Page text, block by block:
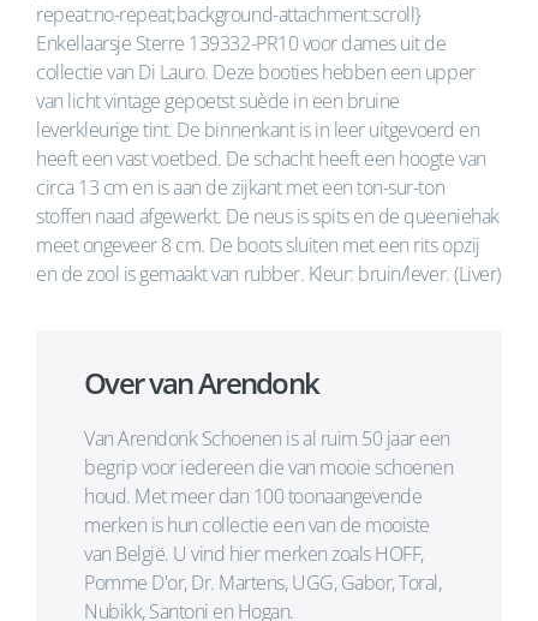
repeat:no-repeat;background-attachment:scroll}
Enkellaarsje Sterre 139332-PR10 voor dames uit de
collectie van Di Lauro. Deze booties hebben een upper
van licht vintage gepoetst suède in een bruine
leverkleurige tint. De binnenkant is in leer uitgevoerd en
heeft een vast voetbed. De schacht heeft een hoogte van
circa 13 cm en is aan de zijkant met een ton-sur-ton
stoffen naad afgewerkt. De neus is spits en de queeniehak
meet ongeveer 8 cm. De boots sluiten met een rits opzij
en de zool is gemaakt van rubber. Kleur: bruin/lever. (Liver)
Over van Arendonk
Van Arendonk Schoenen is al ruim 50 jaar een
begrip voor iedereen die van mooie schoenen
houd. Met meer dan 100 toonaangevende
merken is hun collectie een van de mooiste
van België. U vind hier merken zoals HOFF,
Pomme D'or, Dr. Martens, UGG, Gabor, Toral,
Nubikk, Santoni en Hogan.